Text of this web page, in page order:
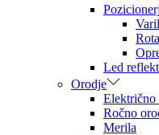
Led
Orodje
Električno
Ročno
Merila